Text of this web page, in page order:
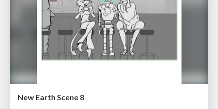
New Earth Scene 8